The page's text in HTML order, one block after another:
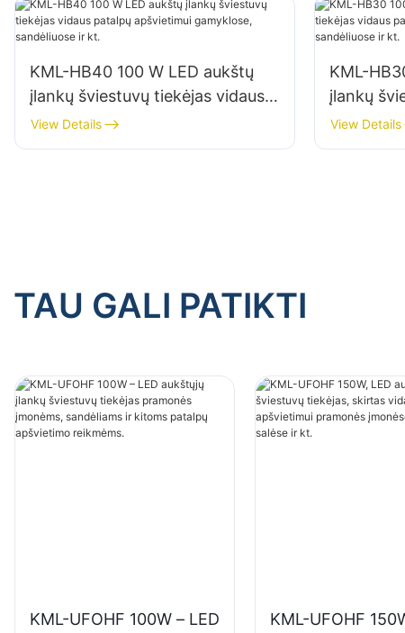
KML-HB40 100 W LED aukštų
įlankų šviestuvų tiekėjas vidaus
patalpų apšvietimui gamyklose,
sandėliuose ir kt.
View Details
KML-
įlankų
patalpų
View Details
TAU GALI PATIKTI
KML-UFOHF 100W – LED
KML-UFOHF